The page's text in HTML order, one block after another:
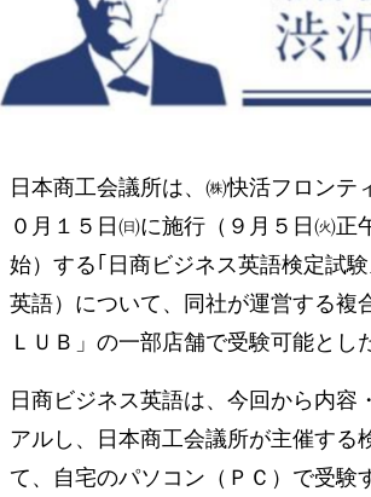
日本商工会議所は、㈱快活フロンテ
０月１５日㈰に施行（９月５日㈫正
始）する｢日商ビジネス英語検定試
英語）について、同社が運営する複
ＬＵＢ」の一部店舗で受験可能とし
日商ビジネス英語は、今回から内容
アルし、日本商工会議所が主催する
て、自宅のパソコン（ＰＣ）で受験